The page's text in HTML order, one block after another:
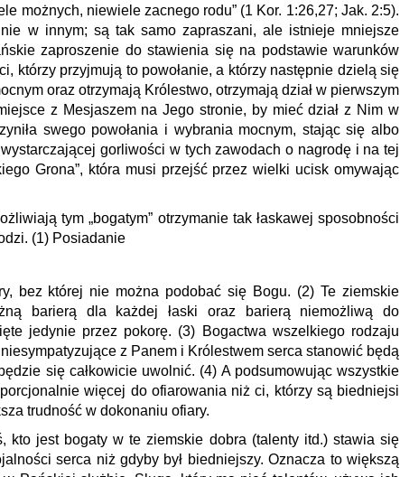
możnych, niewiele zacnego rodu” (1 Kor. 1:26,27; Jak. 2:5).
w innym; są tak samo zapraszani, ale istnieje mniejsze
zaproszenie do stawienia się na podstawie warunków
którzy przyjmują to powołanie, a którzy następnie dzielą się
oraz otrzymają Królestwo, otrzymają dział w pierwszym
z Mesjaszem na Jego stronie, by mieć dział z Nim w
swego powołania i wybrania mocnym, stając się albo
gorliwości w tych zawodach o nagrodę i na tej
Grona”, która musi przejść przez wielki ucisk omywając
tym „bogatym” otrzymanie tak łaskawej sposobności
(1) Posiadanie
bez której nie można podobać się Bogu. (2) Te ziemskie
barierą dla każdej łaski oraz barierą niemożliwą do
jedynie przez pokorę. (3) Bogactwa wszelkiego rodzaju
z Panem i Królestwem serca stanowić będą
się całkowicie uwolnić. (4) A podsumowując wszystkie
więcej do ofiarowania niż ci, którzy są biedniejsi
trudność w dokonaniu ofiary.
kto jest bogaty w te ziemskie dobra (talenty itd.) stawia się
serca niż gdyby był biedniejszy. Oznacza to większą